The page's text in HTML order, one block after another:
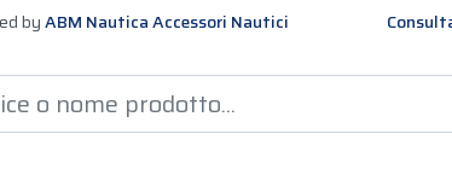
byABM Nautica Accessori Nautici